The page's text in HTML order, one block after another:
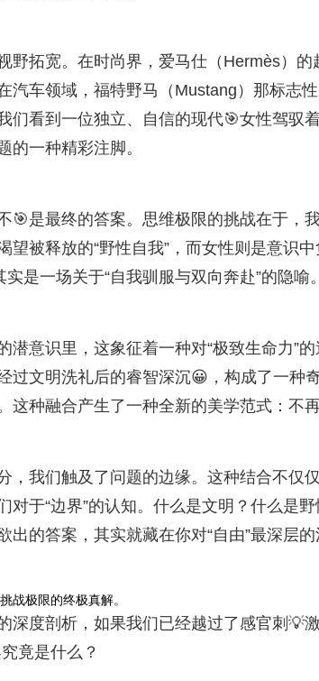
野拓宽。在时尚界，爱马仕（Hermès）
汽车领域，福特野马（Mustang）那标志
们看到一位独立、自信的现代🎯女性驾驭
的一种精彩注脚。
🎯是最终的答案。思维极限的挑战在于，
望被释放的“野性自我”，而女性则是意识
实是一场关于“自我驯服与双向奔赴”的隐喻。
潜意识里，这象征着一种对“极致生命力”
过文明洗礼后的睿智深沉😀，构成了一种
这种融合产生了一种全新的美学范式：不
，我们触及了问题的边缘。这种结合不仅
对于“边界”的认知。什么是文明？什么是
出的答案，其实就藏在你对“自由”最深层的
战极限的终极真解。
深度剖析，如果我们已经越过了感官刺💡
竟是什么？